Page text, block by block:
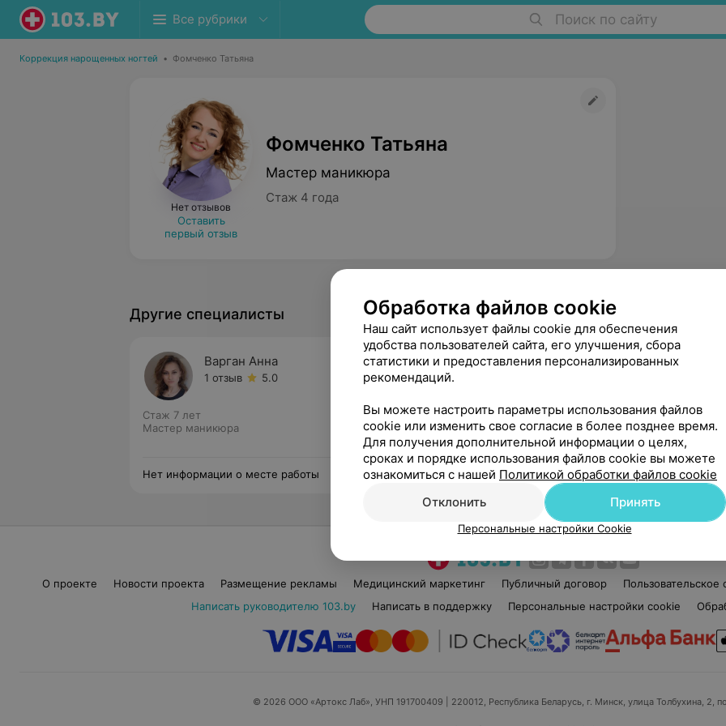
Все рубрики Поиск по сайту
Коррекция нарощенных ногтей • Фомченко Татьяна
Нет отзывов
Оставить
первый отзыв
Фомченко Татьяна
Мастер маникюра
Стаж 4 года
Другие специалисты
Варган Анна
1 отзыв 5.0
Стаж 7 лет
Мастер маникюра
Нет информации о месте работы
Екатерина
Стаж 6 лет
Мастер маникюра и педикюра • Мастер по
восковой депиляции • Мастер маникюра •
Мастер педикюра
Нет информации о месте работы
О проекте Новости проекта Размещение рекламы Медицинский маркетинг Публичный договор Пользовательское
Написать руководителю 103.by
Написать в поддержку Персональные настройки cookie
© 2026 ООО «Артокс Лаб», УНП 191700409 | 220012, Республика Беларусь, г. Минск, улица Толбухина, 2,
Обработка файлов cookie
Наш сайт использует файлы cookie для обеспечения
удобства пользователей сайта, его улучшения, сбора
статистики и предоставления персонализированных
рекомендаций.
Вы можете настроить параметры использования файлов
cookie или изменить свое согласие в более позднее время.
Для получения дополнительной информации о целях,
сроках и порядке использования файлов cookie вы можете
ознакомиться с нашей Политикой обработки файлов cookie
Отклонить
Принять
Персональные настройки Cookie